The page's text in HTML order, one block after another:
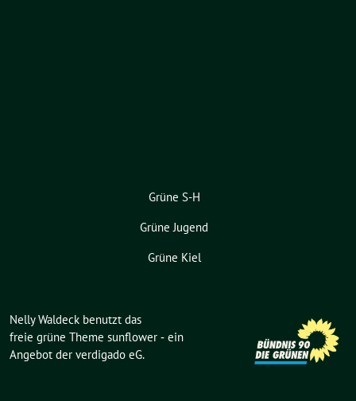
Grüne S-H
Grüne Jugend
Grüne Kiel
Nelly Waldeck benutzt das
freie grüne Theme sunflower ‐ ein
Angebot der verdigado eG.